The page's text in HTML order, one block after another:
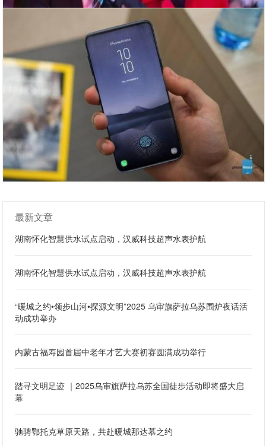
最新文章
湖南怀化智慧供水试点启动，汉威科技超声水表护航
湖南怀化智慧供水试点启动，汉威科技超声水表护航
“暖城之约•领步山河•探源文明”2025 乌审旗萨拉乌苏围炉夜话活
动成功举办
内蒙古福寿园首届中老年才艺大赛初赛圆满成功举行
踏寻文明足迹 ｜2025乌审旗萨拉乌苏全国徒步活动即将盛大启
幕
驰骋鄂托克草原天路，共赴暖城那达慕之约